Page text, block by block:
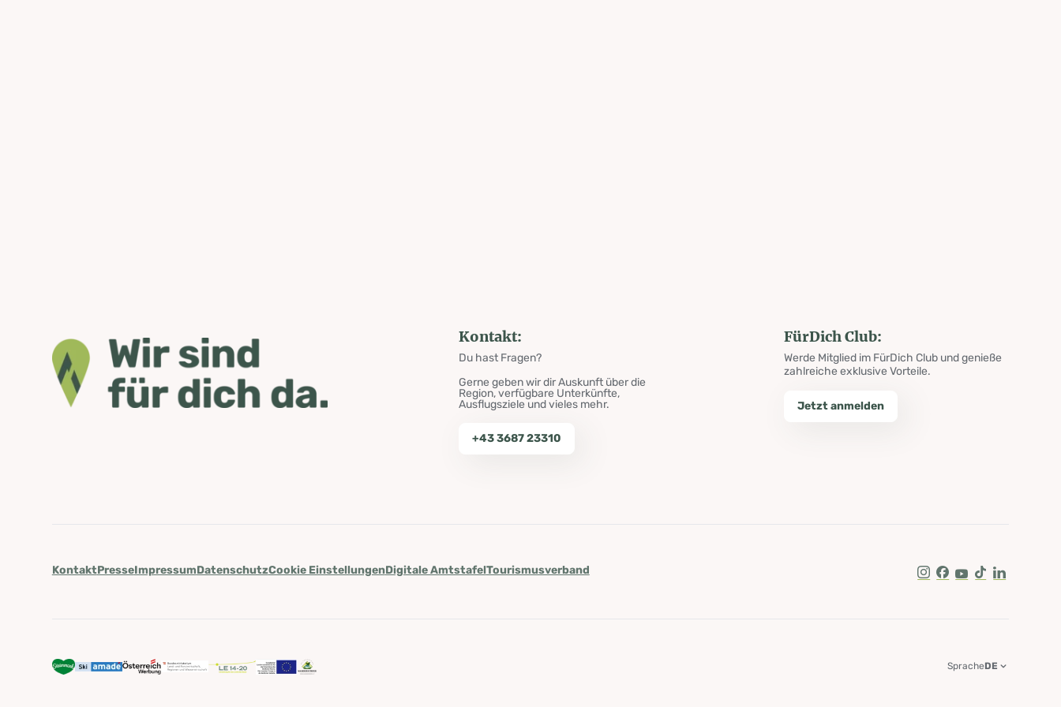
Kontakt:
Du hast Fragen?
Gerne geben wir dir Auskunft über die
Region, verfügbare Unterkünfte,
Ausflugsziele und vieles mehr.
+43 3687 23310
FürDich Club:
Werde Mitglied im FürDich Club und genieße
zahlreiche exklusive Vorteile.
Jetzt anmelden
KontaktPresseImpressumDatenschutzCookie EinstellungenDigitale AmtstafelTourismusverband
Instagram
Facebook
Youtube
Tik TokLinkedIn
SpracheDE